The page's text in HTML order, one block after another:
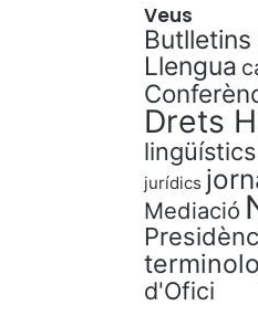
Veus
Llengua
Drets
lingüístics
jurídics
Mediació
d'Ofici